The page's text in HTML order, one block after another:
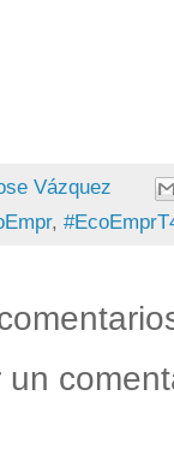
Vázquez
,
un